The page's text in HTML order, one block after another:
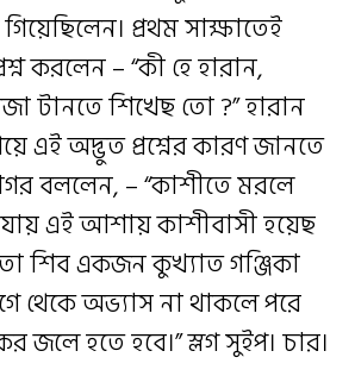
প্রথম সাক্ষাতেই
করলেন – “কী হে হারান,
টানতে শিখেছ তো ?” হারান
এই অদ্ভুত প্রশ্নের কারণ জানতে
বললেন, – “কাশীতে মরলে
যায় এই আশায় কাশীবাসী হয়েছ
শিব একজন কুখ্যাত গঞ্জিকা
থেকে অভ্যাস না থাকলে পরে
জলে হতে হবে।” স্লগ সুইপ। চার।